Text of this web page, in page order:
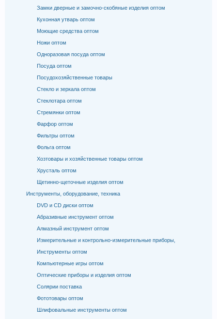
Замки дверные и замочно-скобяные изделия оптом
Кухонная утварь оптом
Моющие средства оптом
Ножи оптом
Одноразовая посуда оптом
Посуда оптом
Посудохозяйственные товары
Стекло и зеркала оптом
Стеклотара оптом
Стремянки оптом
Фарфор оптом
Фильтры оптом
Фольга оптом
Хозтовары и хозяйственные товары оптом
Хрусталь оптом
Щетинно-щеточные изделия оптом
Инструменты, оборудование, техника
DVD и CD диски оптом
Абразивные инструмент оптом
Алмазный инструмент оптом
Измерительные и контрольно-измерительные приборы,
Инструменты оптом
Компьютерные игры оптом
Оптические приборы и изделия оптом
Солярии поставка
Фототовары оптом
Шлифовальные инструменты оптом